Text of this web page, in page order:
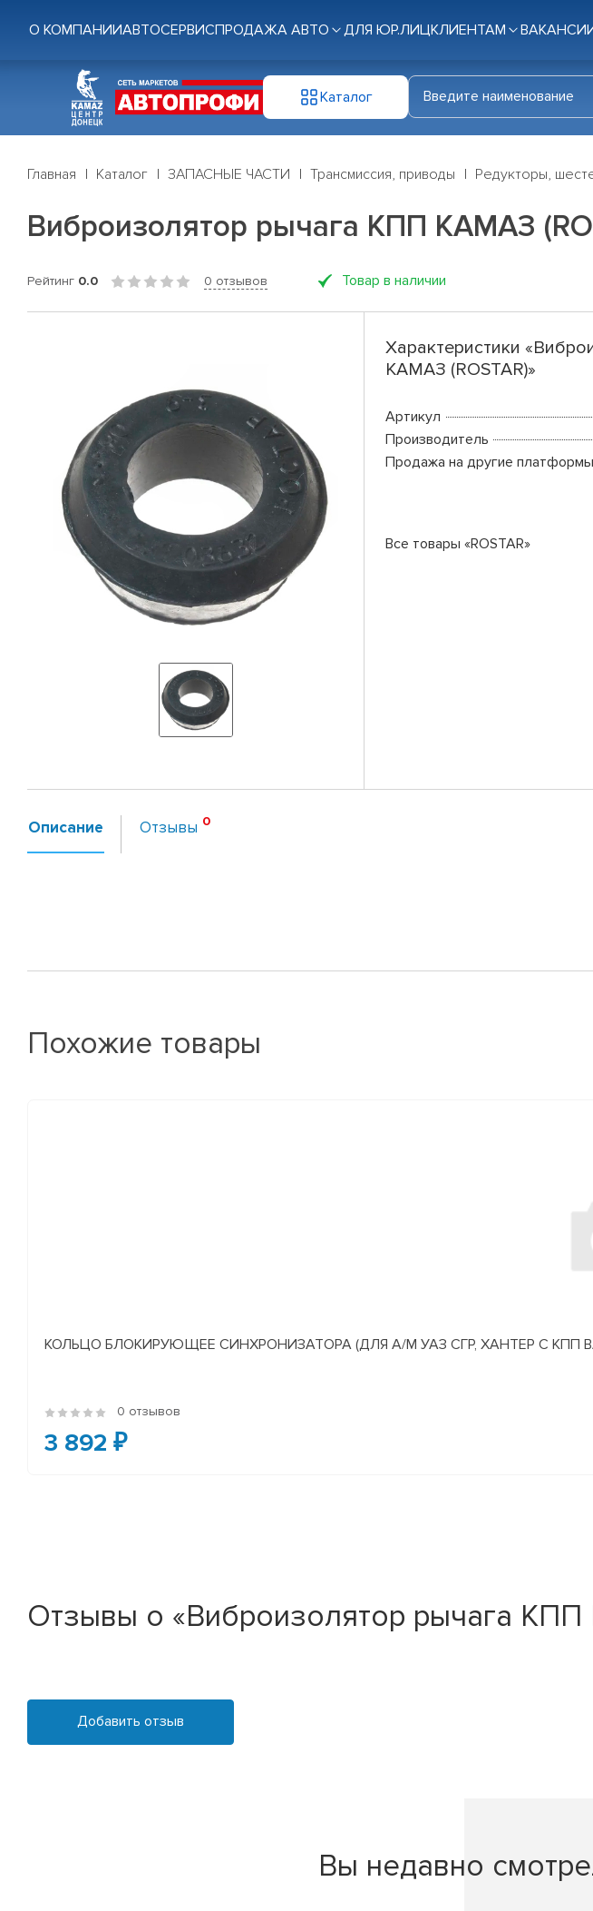
О КОМПАНИИАВТОСЕРВИСПРОДАЖА АВТО ДЛЯ ЮР.ЛИЦКЛИЕНТАМ
Каталог
Главная Каталог ЗАПАСНЫЕ ЧАСТИ Трансмиссия, приводы Редукторы,
Виброизолятор рычага КПП КАМАЗ
Рейтинг 0.0 0 отзывов Товар в наличии
Характеристики
КАМАЗ (ROSTAR)»
Артикул
Производитель
Продажа на другие платформы
Все товары «ROSTAR»
Описание Отзывы
Похожие товары
КОЛЬЦО БЛОКИРУЮЩЕЕ СИНХРОНИЗАТОРА (ДЛЯ А/М УАЗ СГР, ХАНТЕР С КПП
0 отзывов
3 892 ₽
Отзывы о «Виброизолятор рычага КПП
Добавить отзыв
Вы недавно